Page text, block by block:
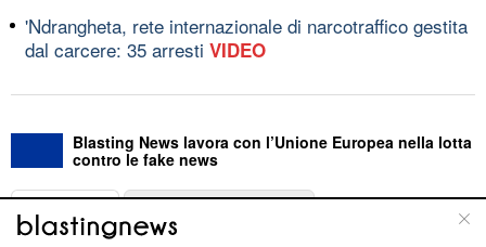
'Ndrangheta, rete internazionale di narcotraffico gestita
dal carcere: 35 arresti VIDEO
Blasting News lavora con l’Unione Europea nella lotta
contro le fake news
ABOUT